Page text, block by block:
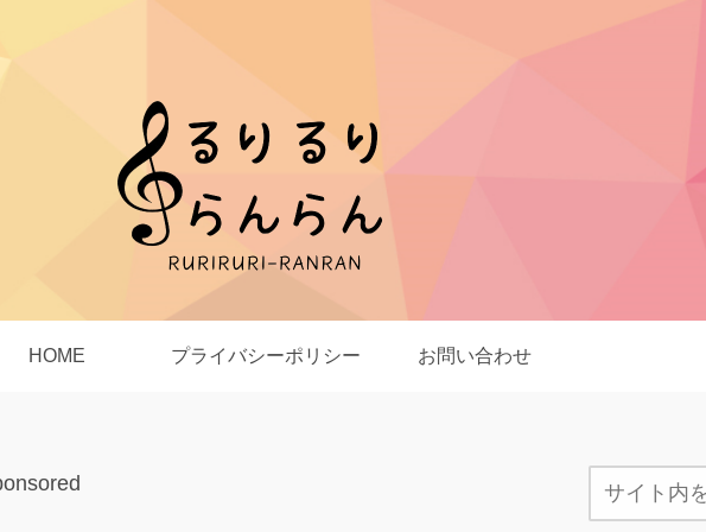
HOME プライバシーポリシー お問い合わせ